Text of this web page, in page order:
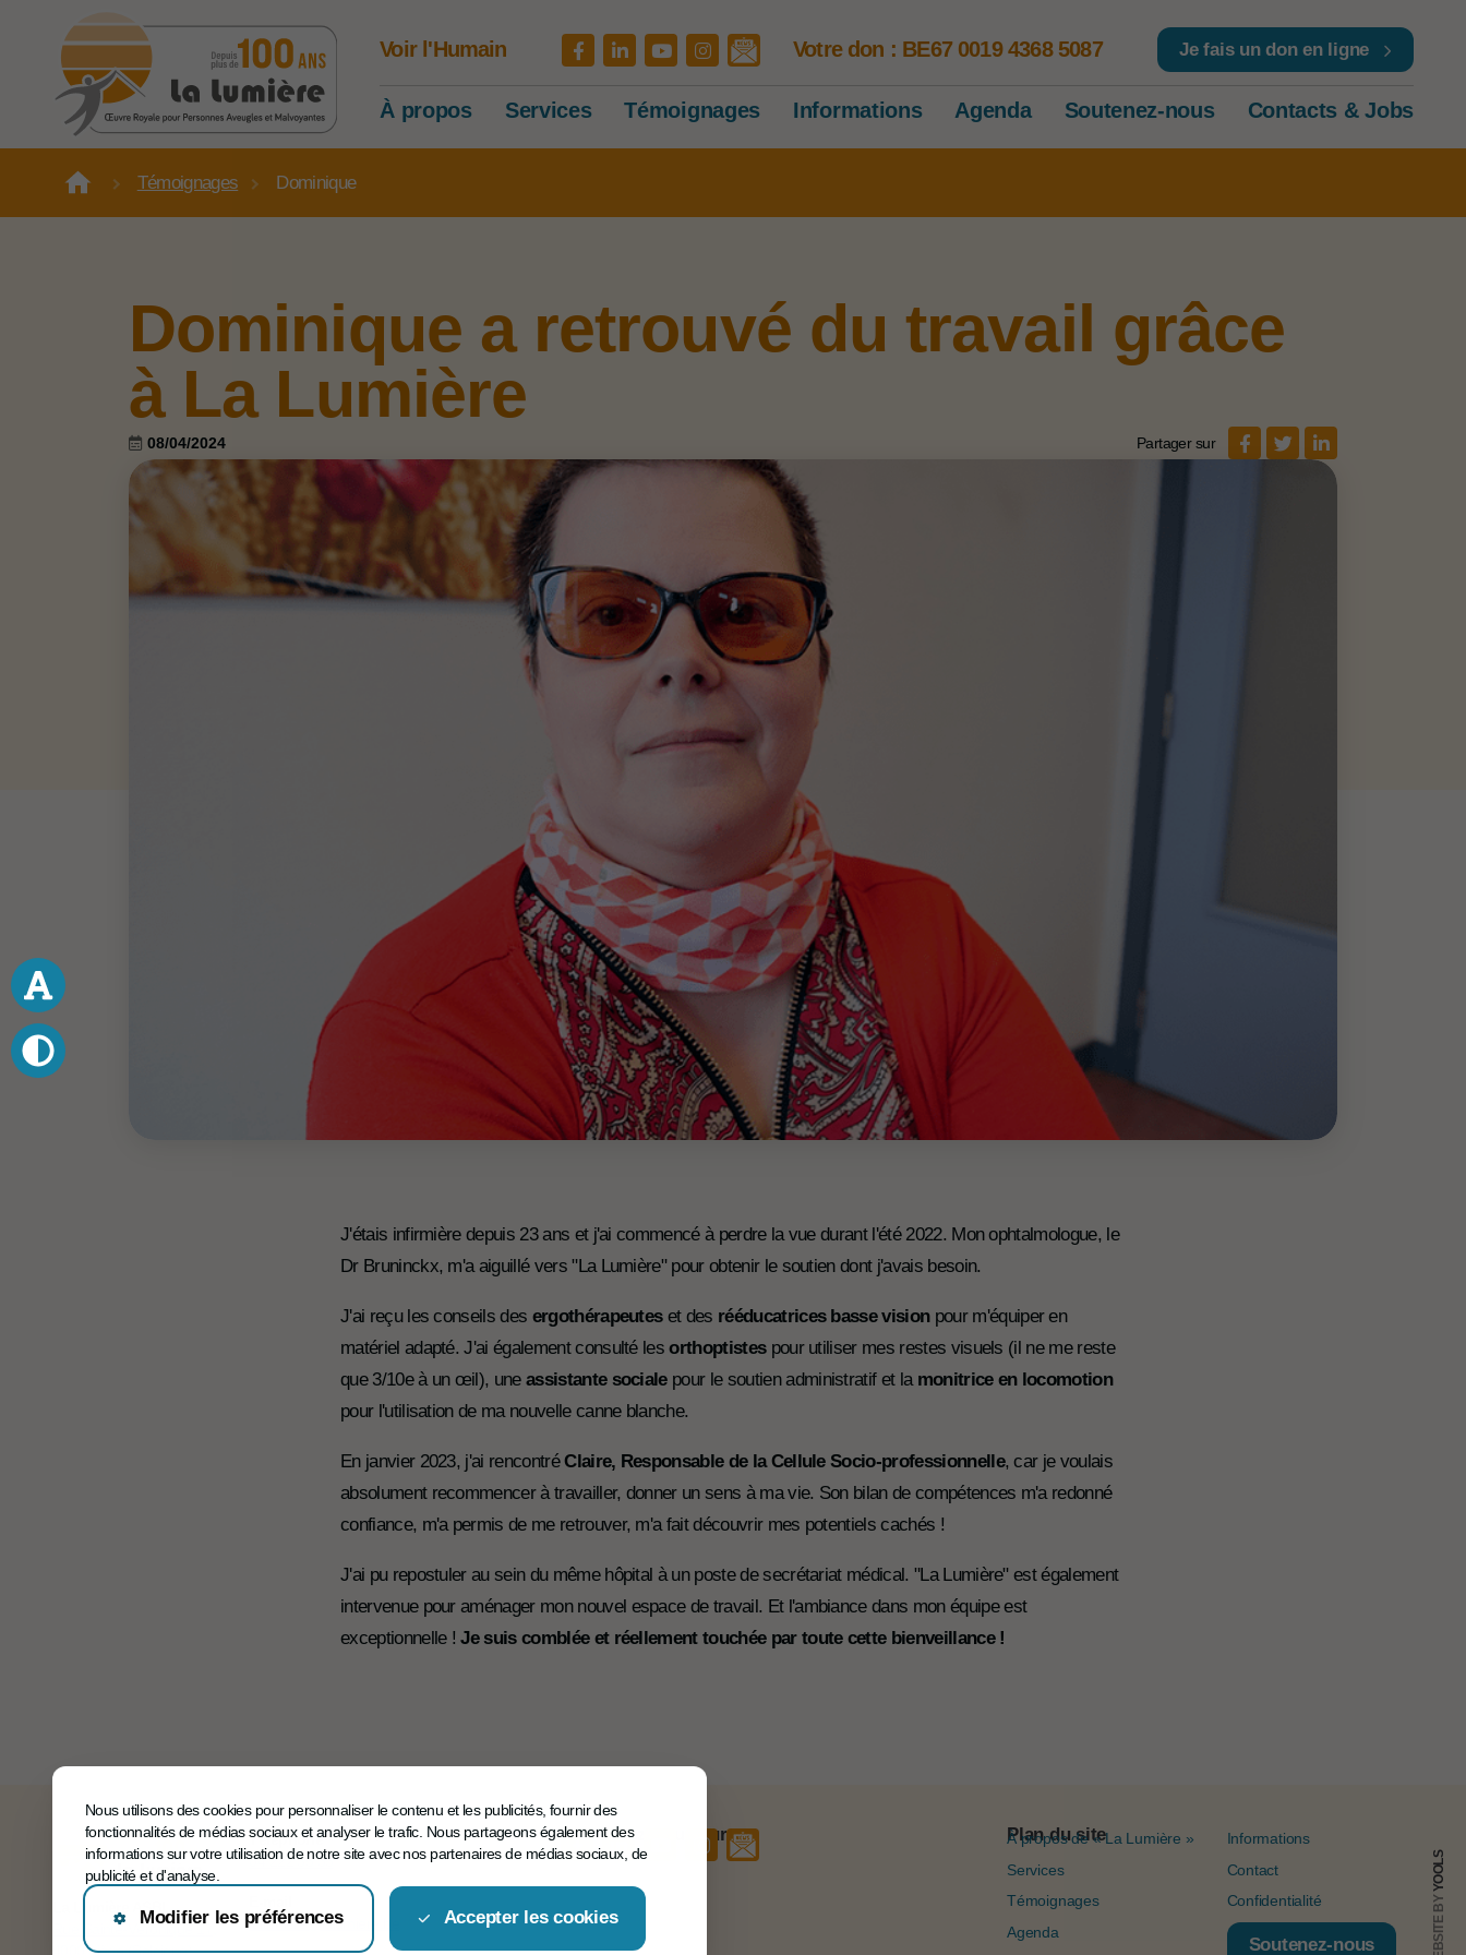
À propos Services Témoignages Informations Agenda Soutenez-nous Contacts & Jobs
Voir l'Humain Votre don : BE67 0019 4368 5087 Je fais un don en ligne
Témoignages Dominique
Dominique a retrouvé du travail grâce
à La Lumière
08/04/2024 Partager sur
J'étais infirmière depuis 23 ans et j'ai commencé à perdre la vue durant l'été 2022. Mon ophtalmologue, le
Dr Bruninckx, m'a aiguillé vers "La Lumière" pour obtenir le soutien dont j'avais besoin.
J'ai reçu les conseils des ergothérapeuteset des rééducatrices basse visionpour m'équiper en
matériel adapté. J'ai également consulté lesorthoptistespour utiliser mes restes visuels (il ne me reste
que 3/10e à un œil), uneassistante socialepour le soutien administratif et la monitrice en locomotion
pour l'utilisation de ma nouvelle canne blanche.
En janvier 2023, j'ai rencontréClaire, Responsable de la Cellule Socio-professionnelle, car je voulais
absolument recommencer à travailler, donner un sens à ma vie. Son bilan de compétences m'a redonné
confiance, m'a permis de me retrouver, m'a fait découvrir mes potentiels cachés !
J'ai pu repostuler au sein du même hôpital à un poste de secrétariat médical. "La Lumière" est également
intervenue pour aménager mon nouvel espace de travail. Et l'ambiance dans mon équipe est
exceptionnelle !Je suis comblée et réellement touchée par toute cette bienveillance !
Nous utilisons des cookies pour personnaliser le contenu et les publicités, fournir des
fonctionnalités de médias sociaux et analyser le trafic. Nous partageons également des
informations sur votre utilisation de notre site avec nos partenaires de médias sociaux, de
publicité et d'analyse.
Modifier les préférences Accepter les cookies
La Lumière ASBL
Rue Sainte-Véronique 17,
4000 Liège (Belgique)
Contactez-nous
Téléphone
04 222 35 35
lalumiere@lalumiere.be
Retrouvez-nous sur Plan du site
À propos de « La Lumière »
Services
Témoignages
Agenda
Informations
Contact
Confidentialité
Soutenez-nous WEBSITE BY
YOOLS